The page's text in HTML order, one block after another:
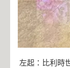
左起：比利時